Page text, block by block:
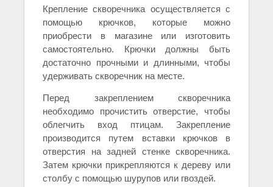
Крепление скворечника осуществляется с
помощью крючков, которые можно
приобрести в магазине или изготовить
самостоятельно. Крючки должны быть
достаточно прочными и длинными, чтобы
удерживать скворечник на месте.
Перед закреплением скворечника
необходимо прочистить отверстие, чтобы
облегчить вход птицам. Закрепление
производится путем вставки крючков в
отверстия на задней стенке скворечника.
Затем крючки прикрепляются к дереву или
столбу с помощью шурупов или гвоздей.